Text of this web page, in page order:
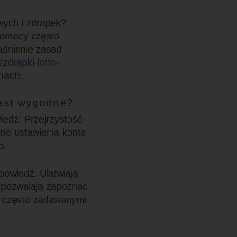
i zdrapek?
często
zasad
zdrapki-lotto-
wygodne?
Przejrzystość
ustawienia konta
Ułatwiają
zapoznać
zadawanymi